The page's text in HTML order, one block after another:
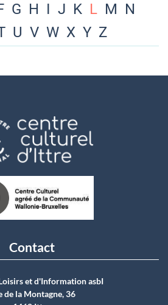
G H I J K L M N
U V W X Y Z
Contact
et d'Information asbI
de la Montagne, 36